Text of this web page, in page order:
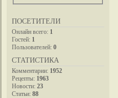
ПОСЕТИТЕЛИ
Онлайн всего: 1
Гостей: 1
Пользователей: 0
СТАТИСТИКА
Комментарии: 1952
Рецепты: 1963
Новости: 23
Статьи: 88